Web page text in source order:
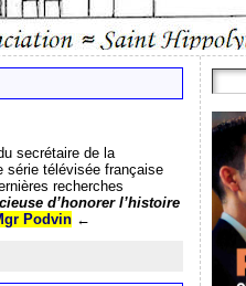
secrétaire de la
série télévisée française
recherches
d’honorer l’histoire
Podvin ←